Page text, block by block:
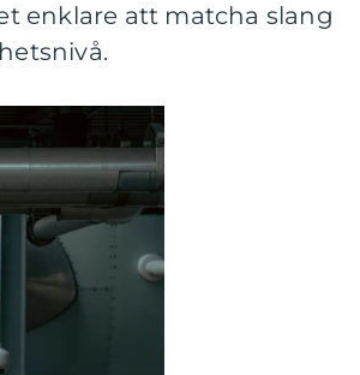
enklare att matcha slang